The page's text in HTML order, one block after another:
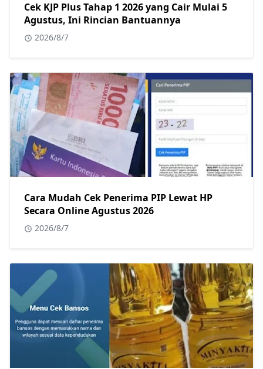
Cek KJP Plus Tahap 1 2026 yang Cair Mulai 5
Agustus, Ini Rincian Bantuannya
2026/8/7
Cara Mudah Cek Penerima PIP Lewat HP
Secara Online Agustus 2026
2026/8/7